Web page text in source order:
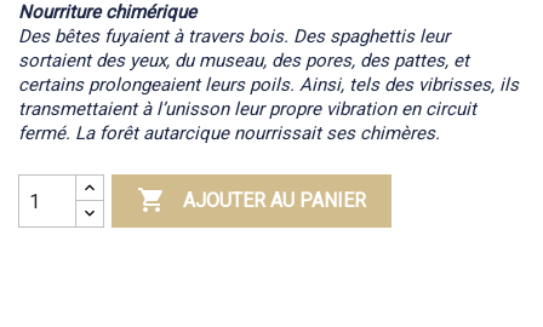
Nourriture chimérique
Des bêtes fuyaient à travers bois. Des spaghettis leur
sortaient des yeux, du museau, des pores, des pattes, et
certains prolongeaient leurs poils. Ainsi, tels des vibrisses, ils
transmettaient à l’unisson leur propre vibration en circuit
fermé. La forêt autarcique nourrissait ses chimères.
 AJOUTER AU PANIER